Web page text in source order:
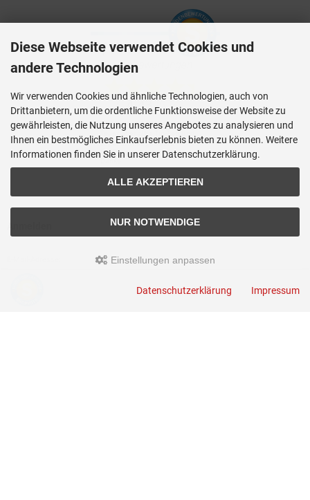
Diese Webseite verwendet Cookies und
andere Technologien
Wir verwenden Cookies und ähnliche Technologien, auch von
Drittanbietern, um die ordentliche Funktionsweise der Website zu
gewährleisten, die Nutzung unseres Angebotes zu analysieren und
Ihnen ein bestmögliches Einkaufserlebnis bieten zu können. Weitere
Informationen finden Sie in unserer Datenschutzerklärung.
ALLE AKZEPTIEREN
NUR NOTWENDIGE
Einstellungen anpassen
Datenschutzerklärung Impressum